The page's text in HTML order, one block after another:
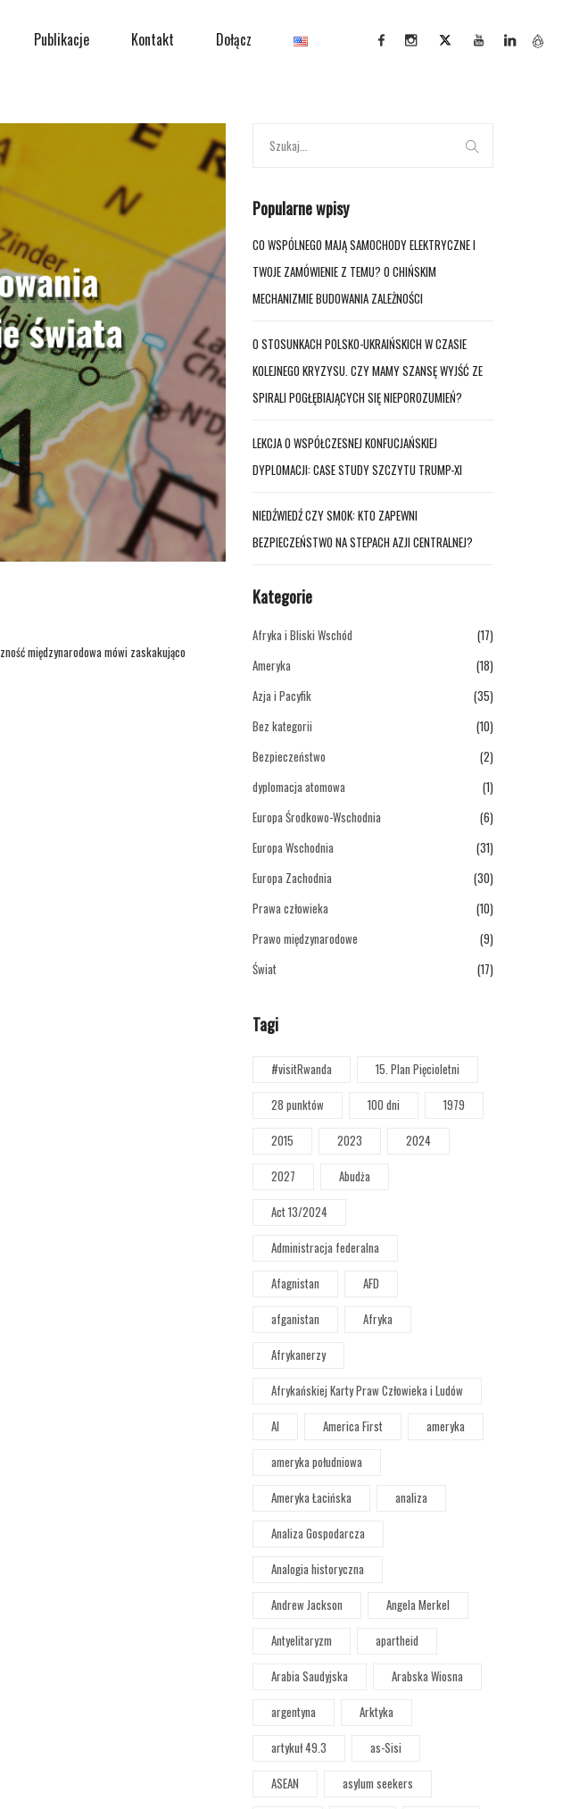
Publikacje Kontakt Dołącz
międzynarodowa mówi zaskakująco
Popularne wpisy
CO WSPÓLNEGO MAJĄ SAMOCHODY ELEKTRYCZNE I
TWOJE ZAMÓWIENIE Z TEMU? O CHIŃSKIM
MECHANIZMIE BUDOWANIA ZALEŻNOŚCI
O STOSUNKACH POLSKO-UKRAIŃSKICH W CZASIE
KOLEJNEGO KRYZYSU. CZY MAMY SZANSĘ WYJŚĆ ZE
SPIRALI POGŁĘBIAJĄCYCH SIĘ NIEPOROZUMIEŃ?
LEKCJA O WSPÓŁCZESNEJ KONFUCJAŃSKIEJ
DYPLOMACJI: CASE STUDY SZCZYTU TRUMP-XI
NIEDŹWIEDŹ CZY SMOK: KTO ZAPEWNI
BEZPIECZEŃSTWO NA STEPACH AZJI CENTRALNEJ?
Kategorie
Afryka i Bliski Wschód
(17)
Ameryka
(18)
Azja i Pacyfik
(35)
Bez kategorii
(10)
Bezpieczeństwo
(2)
dyplomacja atomowa
(1)
Europa Środkowo-Wschodnia
(6)
Europa Wschodnia
(31)
Europa Zachodnia
(30)
Prawa człowieka
(10)
Prawo międzynarodowe
(9)
Świat
(17)
Tagi
#visitRwanda
15. Plan Pięcioletni
28 punktów
100 dni
1979
2015
2023
2024
2027
Abudża
Act 13/2024
Administracja federalna
Afagnistan
AFD
afganistan
Afryka
Afrykanerzy
Afrykańskiej Karty Praw Człowieka i Ludów
AI
America First
ameryka
ameryka południowa
Ameryka Łacińska
analiza
Analiza Gospodarcza
Analogia historyczna
Andrew Jackson
Angela Merkel
Antyelitaryzm
apartheid
Arabia Saudyjska
Arabska Wiosna
argentyna
Arktyka
artykuł 49.3
as-Sisi
ASEAN
asylum seekers